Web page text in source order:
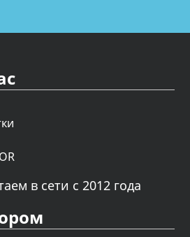
в сети с 2012 года